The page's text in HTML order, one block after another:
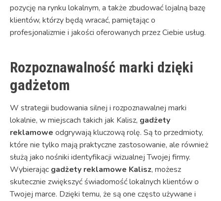
pozycję na rynku lokalnym, a także zbudować lojalną bazę
klientów, którzy będą wracać, pamiętając o
profesjonalizmie i jakości oferowanych przez Ciebie usług.
Rozpoznawalność marki dzięki
gadżetom
W strategii budowania silnej i rozpoznawalnej marki
lokalnie, w miejscach takich jak Kalisz, gadżety
reklamowe odgrywają kluczową rolę. Są to przedmioty,
które nie tylko mają praktyczne zastosowanie, ale również
służą jako nośniki identyfikacji wizualnej Twojej firmy.
Wybierając gadżety reklamowe Kalisz, możesz
skutecznie zwiększyć świadomość lokalnych klientów o
Twojej marce. Dzięki temu, że są one często używane i